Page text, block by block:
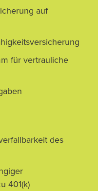
auf
für vertrauliche
des
401(k)